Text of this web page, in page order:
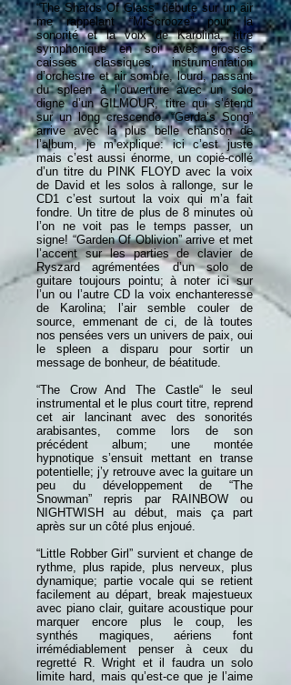
“The Shards Of Glass” débute sur un air
me rappelant “MrScrooze” pour la
sonorité et la voix de Karolina, titre
symphonique en soi avec grosses
caisses classiques, instrumentation
d’orchestre et air sombre, lourd, passant
du spleen à l’ouverture avec un solo
digne d’un GILMOUR, titre qui s’étend
sur un long crescendo. “Gerda’s Song”
arrive avec la plus belle chanson de
l’album, je m’explique: ici c’est juste
mais c’est aussi énorme, un copié-collé
d’un titre du PINK FLOYD avec la voix
de David et les solos à rallonge, sur le
CD1 c’est surtout la voix qui m’a fait
fondre. Un titre de plus de 8 minutes où
l’on ne voit pas le temps passer, un
signe! “Garden Of Oblivion” arrive et met
l’accent sur les parties de clavier de
Ryszard agrémentées d’un solo de
guitare toujours pointu; à noter ici sur
l’un ou l’autre CD la voix enchanteresse
de Karolina; l’air semble couler de
source, emmenant de ci, de là toutes
nos pensées vers un univers de paix, oui
le spleen a disparu pour sortir un
message de bonheur, de béatitude.
“The Crow And The Castle“ le seul
instrumental et le plus court titre, reprend
cet air lancinant avec des sonorités
arabisantes, comme lors de son
précédent album; une montée
hypnotique s’ensuit mettant en transe
potentielle; j’y retrouve avec la guitare un
peu du développement de “The
Snowman” repris par RAINBOW ou
NIGHTWISH au début, mais ça part
après sur un côté plus enjoué.
“Little Robber Girl” survient et change de
rythme, plus rapide, plus nerveux, plus
dynamique; partie vocale qui se retient
facilement au départ, break majestueux
avec piano clair, guitare acoustique pour
marquer encore plus le coup, les
synthés magiques, aériens font
irrémédiablement penser à ceux du
regretté R. Wright et il faudra un solo
limite hard, mais qu’est-ce que je l’aime